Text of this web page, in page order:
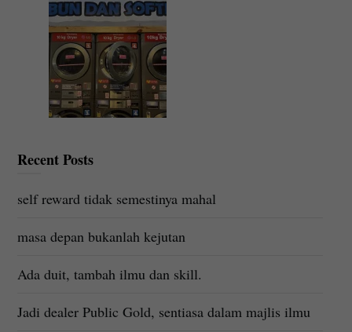
Recent Posts
self reward tidak semestinya mahal
masa depan bukanlah kejutan
Ada duit, tambah ilmu dan skill.
Jadi dealer Public Gold, sentiasa dalam majlis ilmu